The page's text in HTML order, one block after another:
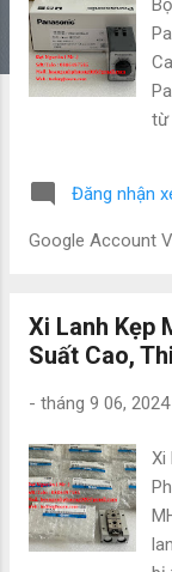
từ
Đăng nhận
Google Account
Xi Lanh Kẹp
Suất Cao,
- tháng 9 06, 2024
Xi